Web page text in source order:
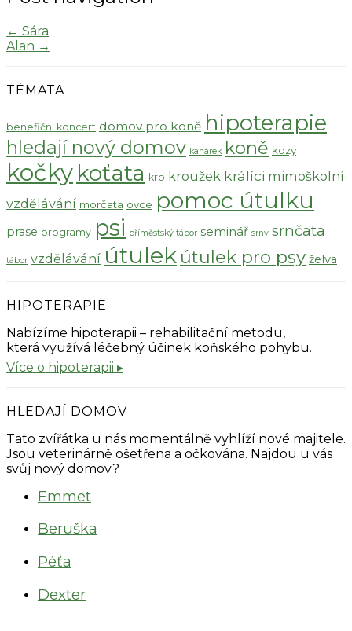
← Sára
Alan →
TÉMATA
benefiční koncert domov pro koně hipoterapie
hledají nový domov kanárek koně kozy
kočky koťata kro kroužek králíci mimoškolní
vzdělávání morčata ovce pomoc útulku
prase programy psi příměstský tábor seminář srny srnčata
tábor vzdělávání útulek útulek pro psy želva
HIPOTERAPIE
Nabízíme hipoterapii – rehabilitační metodu,
která využívá léčebný účinek koňského pohybu.
Více o hipoterapii ▸
HLEDAJÍ DOMOV
Tato zvířátka u nás momentálně vyhlíží nové majitele.
Jsou veterinárně ošetřena a očkována. Najdou u vás
svůj nový domov?
Emmet
Beruška
Péťa
Dexter